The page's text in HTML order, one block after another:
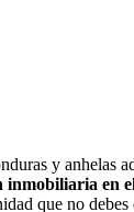
y anhelas
inmobiliaria en
que no